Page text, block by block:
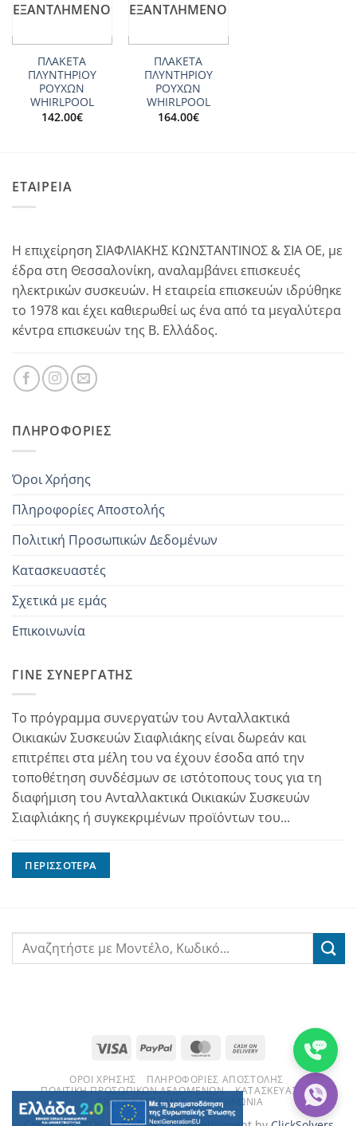
ΕΞΑΝΤΛΗΜΈΝΟ
ΠΛΑΚΕΤΑ
ΠΛΥΝΤΗΡΙΟΥ
ΡΟΥΧΩΝ
WHIRLPOOL
142.00€
ΕΞΑΝΤΛΗΜΈΝΟ
ΠΛΑΚΕΤΑ
ΠΛΥΝΤΗΡΙΟΥ
ΡΟΥΧΩΝ
WHIRLPOOL
164.00€
ΕΤΑΙΡΕΙΑ
Η επιχείρηση ΣΙΑΦΛΙΑΚΗΣ ΚΩΝΣΤΑΝΤΙΝΟΣ & ΣΙΑ ΟΕ, με
έδρα στη Θεσσαλονίκη, αναλαμβάνει επισκευές
ηλεκτρικών συσκευών. Η εταιρεία επισκευών ιδρύθηκε
το 1978 και έχει καθιερωθεί ως ένα από τα μεγαλύτερα
κέντρα επισκευών της Β. Ελλάδος.
ΠΛΗΡΟΦΟΡΊΕΣ
Όροι Χρήσης
Πληροφορίες Αποστολής
Πολιτική Προσωπικών Δεδομένων
Κατασκευαστές
Σχετικά με εμάς
Επικοινωνία
ΓΊΝΕ ΣΥΝΕΡΓΆΤΗΣ
Το πρόγραμμα συνεργατών του Ανταλλακτικά
Οικιακών Συσκευών Σιαφλιάκης είναι δωρεάν και
επιτρέπει στα μέλη του να έχουν έσοδα από την
τοποθέτηση συνδέσμων σε ιστότοπους τους για τη
διαφήμιση του Ανταλλακτικά Οικιακών Συσκευών
Σιαφλιάκης ή συγκεκριμένων προϊόντων του...
ΠΕΡΙΣΣΌΤΕΡΑ
Visa PayPal MasterCard
Delivery
ΌΡΟΙ ΧΡΉΣΗΣ
ΠΛΗΡΟΦΟΡΊΕΣ ΑΠΟΣΤΟΛΉΣ
ΠΟΛΙΤΙΚΉ ΠΡΟΣΩΠΙΚΏΝ ΔΕΔΟΜΈΝΩΝ
ΚΑΤΑΣΚΕΥΑΣΤΈΣ
ΣΧΕΤΙΚΆ ΜΕ ΕΜΆΣ
ΕΠΙΚΟΙΝΩΝΊΑ